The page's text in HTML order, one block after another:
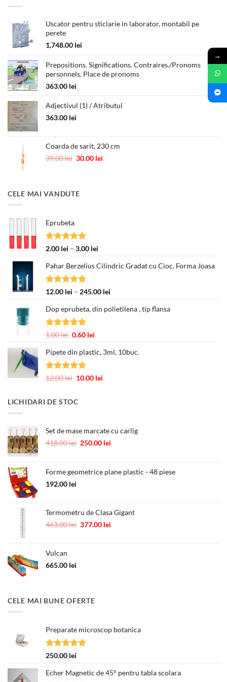
Uscator pentru sticlarie in laborator, montabil pe
perete
1,748.00 lei
Prepositions. Significations. Contraires./Pronoms
personnels. Place de pronoms
363.00 lei
Adjectivul (1) / Atributul
363.00 lei
Coarda de sarit, 230 cm
39.00lei Prețul
39.00 lei.
30.00 lei
CELE MAI VANDUTE
Eprubeta
Evaluat la
2.00 lei – 3.00 lei
prețuri:
la
3.00 lei
Pahar Berzelius Cilindric Gradat cu Cioc, Forma Joasa
Evaluat la
12.00 lei – 245.00 lei
prețuri:
245.00 lei
Dop eprubeta, din polietilena , tip flansa
Evaluat la
1.00lei Prețul
a
fost:
0.60 lei
este:
Pipete din plastic, 3ml, 10buc.
Evaluat la
12.00lei Prețul
fost:
10.00 lei
LICHIDARI DE STOC
Set de mase marcate cu carlig
418.00lei Prețul
fost:
250.00 lei
250.00 lei.
Forme geometrice plane plastic - 48 piese
192.00 lei
Termometru de Clasa Gigant
463.00lei Prețul
377.00 lei
Vulcan
665.00 lei
CELE MAI BUNE OFERTE
Preparate microscop botanica
Evaluat la
250.00 lei
Echer Magnetic de 45° pentru tabla scolara
→